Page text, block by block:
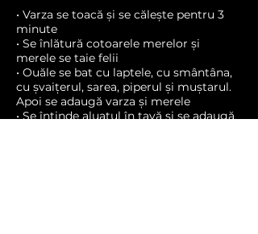
• Varza se toacă și se călește pentru 3
minute
• Se înlătură cotoarele merelor și
merele se taie felii
• Ouăle se bat cu laptele, cu smântâna,
cu șvaițerul, sarea, piperul și muștarul.
Apoi se adaugă varza și merele
• Se întinde aluatul în tavă și se adaugă